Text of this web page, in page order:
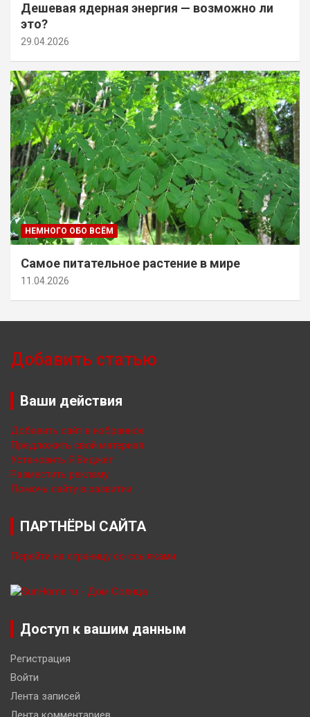
Дешевая ядерная энергия — возможно ли
это?
29.04.2026
НЕМНОГО ОБО ВСЁМ
Самое питательное растение в мире
11.04.2026
Добавить статью
Ваши действия
Добавить сайт в избранное
Предложить свой материал
Установить Я.Виджет
Разместить рекламу
Помочь сайту в развитии
ПАРТНЁРЫ САЙТА
Перейти на страницу со ссылками
Доступ к вашим данным
Регистрация
Войти
Лента записей